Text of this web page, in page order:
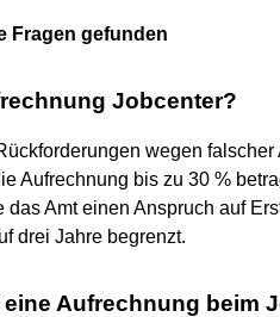
Fragen gefunden
Jobcenter?
wegen
Aufrechnung bis zu 30 %
das Amt einen Anspruch auf
drei Jahre begrenzt.
eine Aufrechnung beim